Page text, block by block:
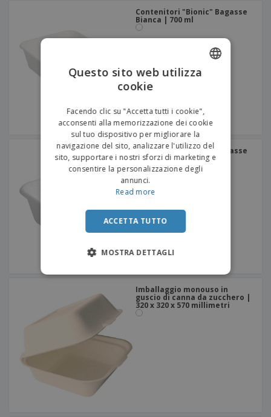
Contenitori "Bionic" Bagasse
Bianca | 700 ml
Contenitori "Bionic" Bagasse
Bianca | 250 ml
Imballaggio monouso in
guscio di canna da zucchero |
320 x 320 x 570 millimetri
Questo sito web utilizza
cookie
Facendo clic su "Accetta tutti i cookie",
acconsenti alla memorizzazione dei cookie
sul tuo dispositivo per migliorare la
navigazione del sito, analizzare l'utilizzo del
sito, supportare i nostri sforzi di marketing e
consentire la personalizzazione degli
annunci.
Read more
ACCETTA TUTTO
MOSTRA DETTAGLI